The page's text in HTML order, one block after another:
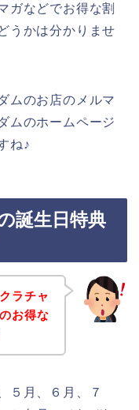
ガなどでお得な割
うかは分かりませ
ムのお店のメルマ
ムのホームページ
ね♪
誕生日特典
ラチャ
お得な
５月、６月、７